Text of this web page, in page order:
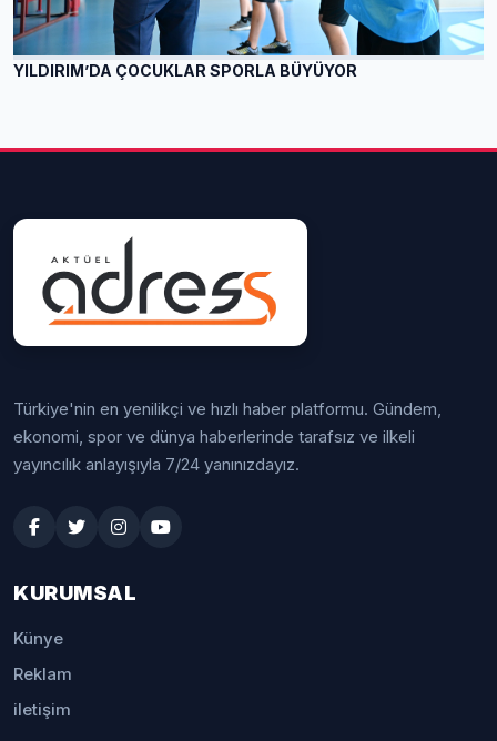
YILDIRIM’DA ÇOCUKLAR SPORLA BÜYÜYOR
Türkiye'nin en yenilikçi ve hızlı haber platformu. Gündem,
ekonomi, spor ve dünya haberlerinde tarafsız ve ilkeli
yayıncılık anlayışıyla 7/24 yanınızdayız.
KURUMSAL
Künye
Reklam
iletişim